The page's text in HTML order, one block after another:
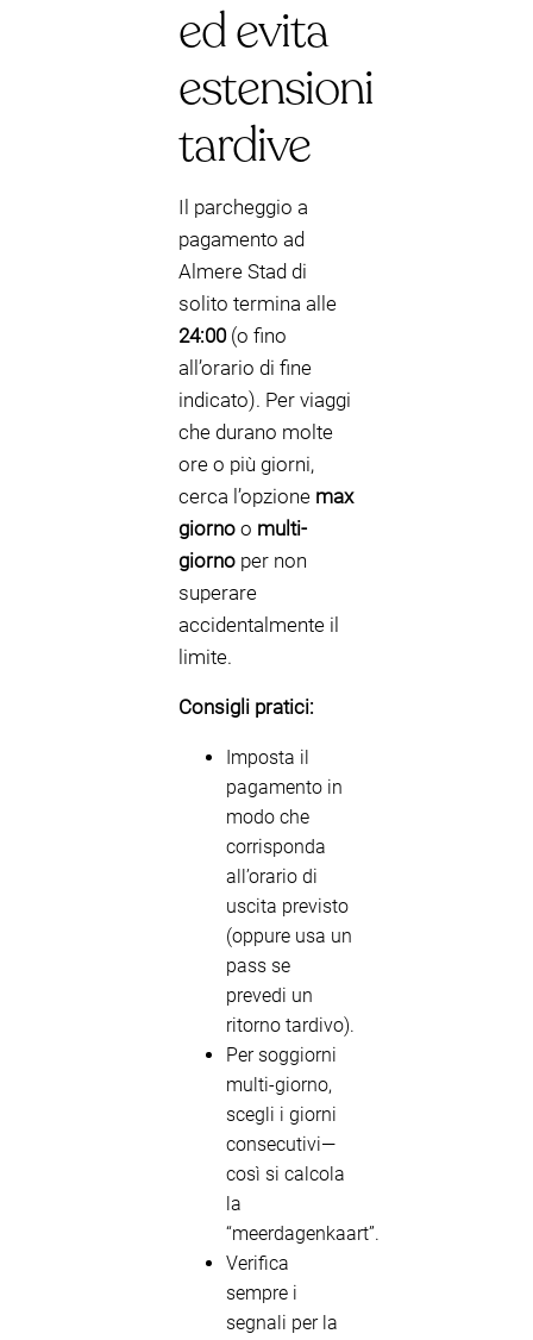
ed evita
estensioni
tardive
Il parcheggio a
pagamento ad
Almere Stad di
solito termina alle
24:00(o fino
all’orario di fine
indicato). Per viaggi
che durano molte
ore o più giorni,
cerca l’opzione max
giorno o multi-
giorno per non
superare
accidentalmente il
limite.
Consigli pratici:
Imposta il
pagamento in
modo che
corrisponda
all’orario di
uscita previsto
(oppure usa un
pass se
prevedi un
ritorno tardivo).
Per soggiorni
multi-giorno,
scegli i giorni
consecutivi—
così si calcola
la
“meerdagenkaart”.
Verifica
sempre i
segnali per la